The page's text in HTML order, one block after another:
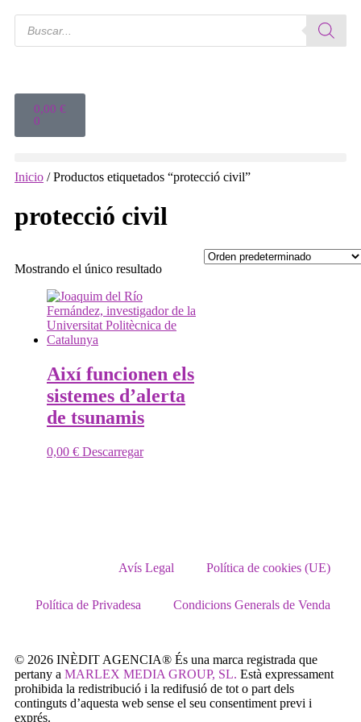
0,00 €
0
Inicio / Productos etiquetados “protecció civil”
protecció civil
Mostrando el único resultado
Així funcionen els
sistemes d’alerta
de tsunamis
0,00 € Descarregar
Avís Legal Política de cookies (UE)
Política de Privadesa Condicions Generals de Venda
© 2026 INÈDIT AGENCIA® És una marca registrada que
pertany a MARLEX MEDIA GROUP, SL. Està expressament
prohibida la redistribució i la redifusió de tot o part dels
continguts d’aquesta web sense el seu consentiment previ i
exprés.